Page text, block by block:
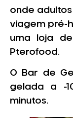
onde
viagem pré-
uma loja
Pterofood.
O Bar de
gelada a -
minutos.